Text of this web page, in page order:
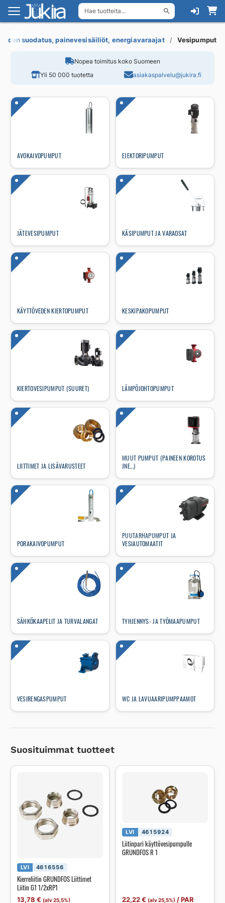
Hae tuotteita...
Siirry
navigointiin
Siirry
sisältöön
suodatus, painevesisäiliöt, energiavaraajat Vesipumput
Nopea toimitus koko Suomeen
Yli 50 000 tuotetta
asiakaspalvelu@jukira.fi
AVOKAIVOPUMPUT EJEKTORIPUMPUT
JÄTEVESIPUMPUT KÄSIPUMPUT JA VARAOSAT
KÄYTTÖVEDEN KIERTOPUMPUT KESKIPAKOPUMPUT
KIERTOVESIPUMPUT (SUURET) LÄMPÖJOHTOPUMPUT
LIITTIMET JA LISÄVARUSTEET
MUUT PUMPUT (PAINEEN KOROTUS
JNE...)
PORAKAIVOPUMPUT
PUUTARHAPUMPUT JA
VESIAUTOMAATIT
SÄHKÖKAAPELIT JA TURVALANGAT TYHJENNYS- JA TYÖMAAPUMPUT
VESIRENGASPUMPUT WC JA LAVUAARIPUMPPAAMOT
Suosituimmat tuotteet
LVI 4616556
Kierreliitin GRUNDFOS Liittimet
Liitin G1 1/2xRP1
13,78 € (alv 25,5%)
LVI 4615924
Liitinpari käyttövesipumpulle
GRUNDFOS R 1
22,22 € (alv 25,5%) / PAR